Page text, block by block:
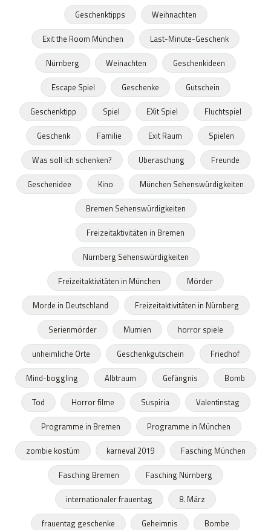
Geschenktipps
Weihnachten
Exit the Room München
Last-Minute-Geschenk
Nürnberg
Weinachten
Geschenkideen
Escape Spiel
Geschenke
Gutschein
Geschenktipp
Spiel EXit Spiel
Fluchtspiel
Geschenk
Familie Exit Raum
Spielen
Was soll ich schenken?
Überaschung
Freunde
Geschenidee
Kino
München Sehenswürdigkeiten
Bremen Sehenswürdigkeiten
Freizeitaktivitäten in Bremen
Nürnberg Sehenswürdigkeiten
Freizeitaktivitäten in München
Mörder
Morde in Deutschland
Freizeitaktivitäten in Nürnberg
Serienmörder
Mumien
horror spiele
unheimliche Orte
Geschenkgutschein
Friedhof
Mind-boggling
Albtraum Gefängnis
Bomb
Tod
Horror filme Suspiria
Valentinstag
Programme in Bremen
Programme in München
zombie kostüm
karneval 2019
Fasching München
Fasching Bremen
Fasching Nürnberg
internationaler frauentag
8. März
frauentag geschenke
Geheimnis
Bombe